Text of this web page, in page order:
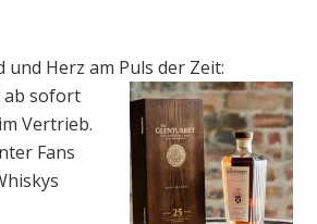
und Herz am Puls der Zeit:
ab sofort
Vertrieb.
Fans